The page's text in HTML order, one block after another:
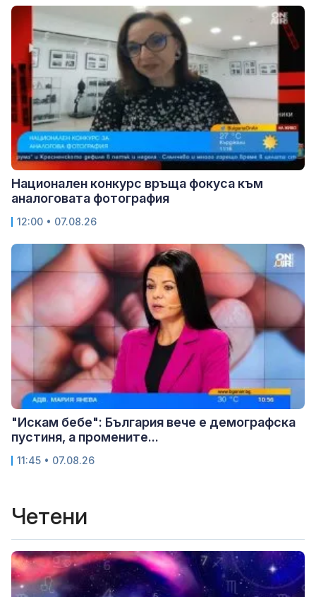
Национален конкурс връща фокуса към
аналоговата фотография
12:00 • 07.08.26
"Искам бебе": България вече е демографска
пустиня, а промените...
11:45 • 07.08.26
Четени